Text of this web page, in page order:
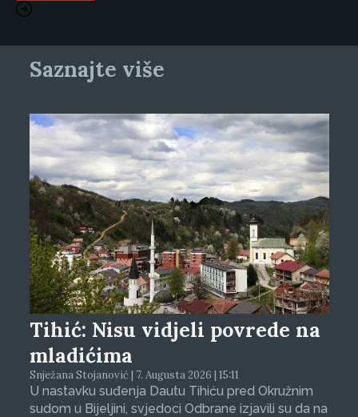
Saznajte više
Tihić: Nisu vidjeli povrede na
mladićima
Snježana Stojanović | 7. Augusta 2026 | 15:11
U nastavku suđenja Dautu Tihiću pred Okružnim
sudom u Bijeljini, svjedoci Odbrane izjavili su da na